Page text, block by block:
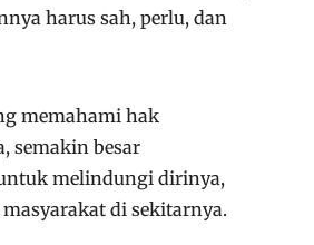
harus sah, perlu, dan
memahami hak
semakin besar
melindungi dirinya,
di sekitarnya.